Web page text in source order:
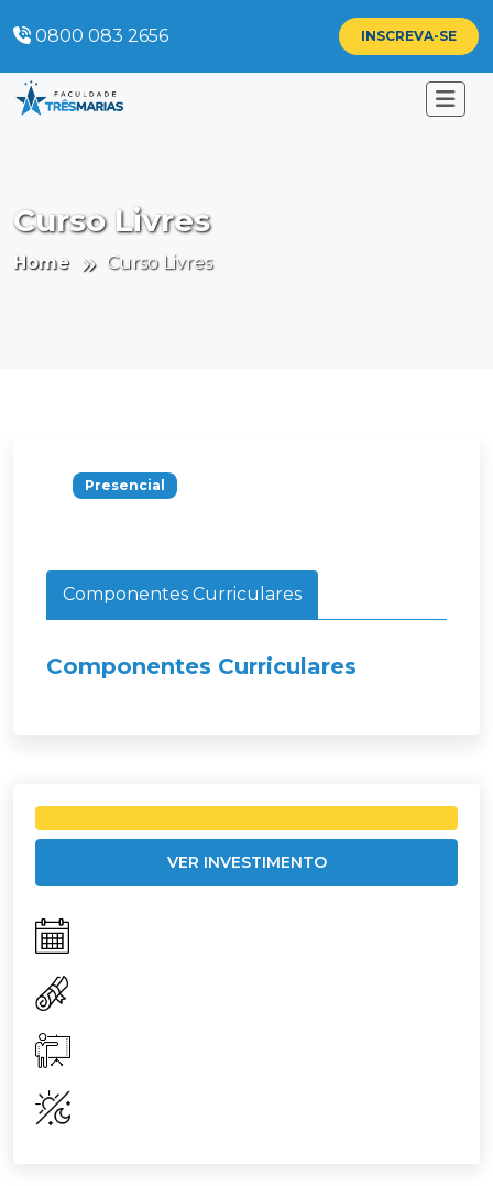
0800 083 2656 INSCREVA-SE
Curso Livres
Home Curso Livres
Presencial
Componentes Curriculares
Componentes Curriculares
VER INVESTIMENTO